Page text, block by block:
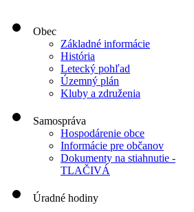
Obec
Základné informácie
História
Letecký pohľad
Územný plán
Kluby a združenia
Samospráva
Hospodárenie obce
Informácie pre občanov
Dokumenty na stiahnutie -
TLAČIVÁ
Úradné hodiny